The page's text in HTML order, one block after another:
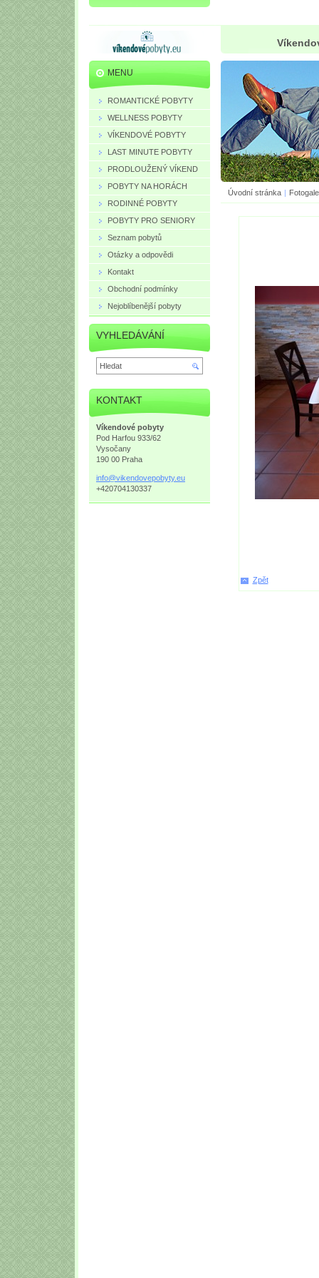
Úvodní stránka |
Zpět
MENU
ROMANTICKÉ POBYTY
WELLNESS POBYTY
VÍKENDOVÉ POBYTY
LAST MINUTE POBYTY
PRODLOUŽENÝ VÍKEND
POBYTY NA HORÁCH
RODINNÉ POBYTY
POBYTY PRO SENIORY
Seznam pobytů
Otázky a odpovědi
Kontakt
Obchodní podmínky
Nejoblíbenější pobyty
VYHLEDÁVÁNÍ
KONTAKT
Víkendové pobyty
Pod Harfou 933/62
Vysočany
190 00 Praha
info@vikendovepobyty.eu
+420704130337